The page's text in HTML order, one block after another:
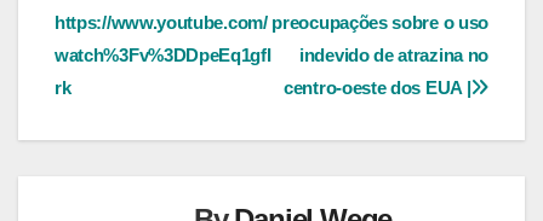
de
Post
preocupações sobre o uso
indevido de atrazina no
centro-oeste dos EUA |
https://www.youtube.com/
watch%3Fv%3DDpeEq1gfI
rk